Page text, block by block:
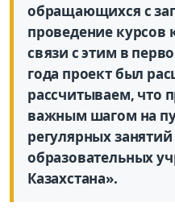
обращающихся с
проведение курсов
связи с этим в
года проект был
рассчитываем, что
важным шагом на
регулярных
образовательных
Казахстана».